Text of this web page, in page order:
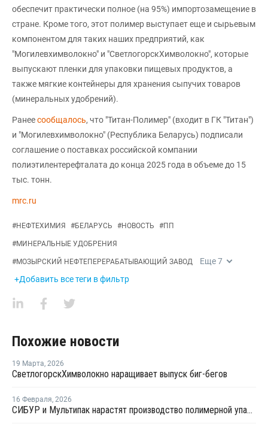
обеспечит практически полное (на 95%) импортозамещение в
стране. Кроме того, этот полимер выступает еще и сырьевым
компонентом для таких наших предприятий, как
"Могилевхимволокно" и "СветлогорскХимволокно", которые
выпускают пленки для упаковки пищевых продуктов, а
также мягкие контейнеры для хранения сыпучих товаров
(минеральных удобрений).
Ранеесообщалось, что "Титан-Полимер" (входит в ГК "Титан")
и "Могилевхимволокно" (Республика Беларусь) подписали
соглашение о поставках российской компании
полиэтилентерефталата до конца 2025 года в объеме до 15
тыс. тонн.
mrc.ru
#НЕФТЕХИМИЯ #БЕЛАРУСЬ #НОВОСТЬ #ПП
#МИНЕРАЛЬНЫЕ УДОБРЕНИЯ
#МОЗЫРСКИЙ НЕФТЕПЕРЕРАБАТЫВАЮЩИЙ ЗАВОД Еще7
+Добавить все теги в фильтр
Похожие новости
19 Марта, 2026
Светлогорск­Химволокно наращивает выпуск биг-бегов
16 Февраля, 2026
СИБУР и Мультипак нарастят производство полимерной упаковки